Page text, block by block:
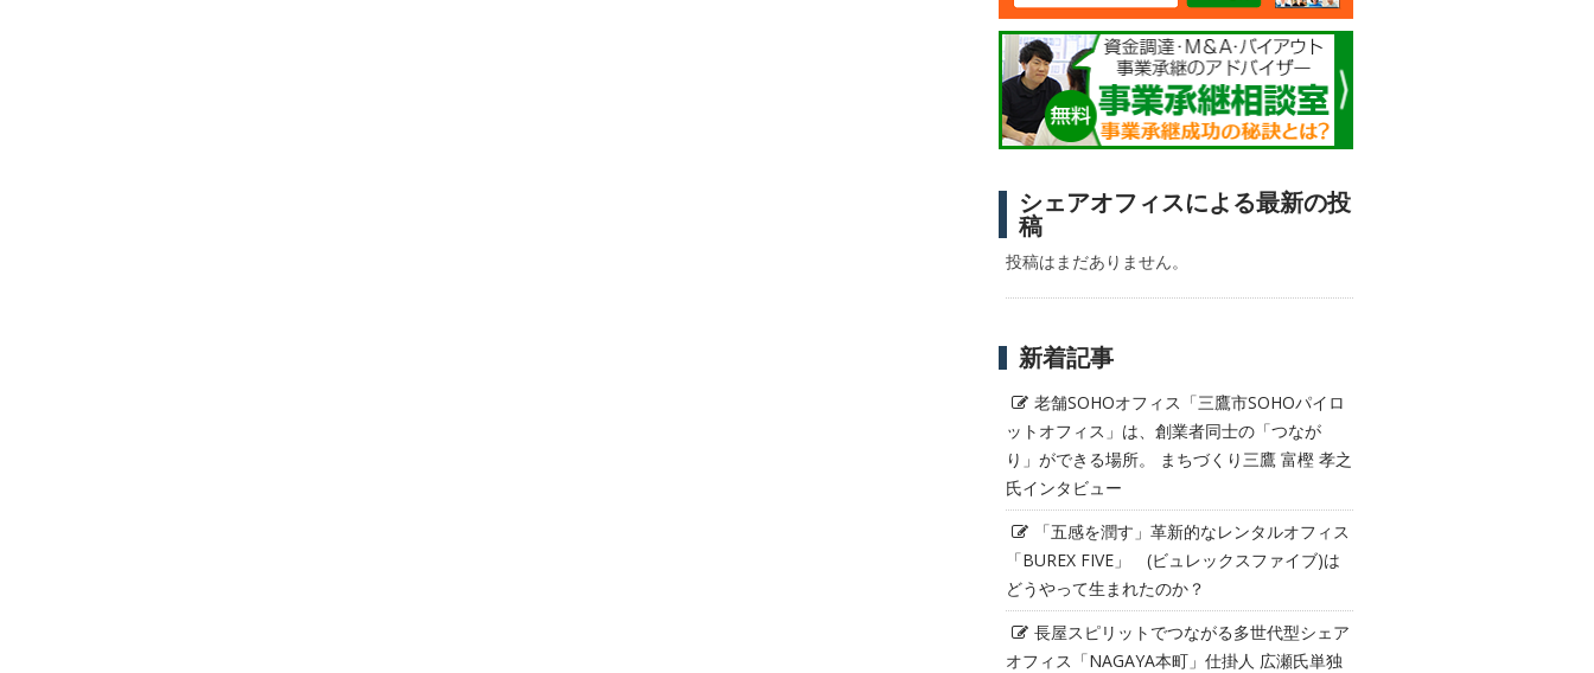
シェアオフィスによる最新の投
稿
投稿はまだありません。
新着記事
老舗SOHOオフィス「三鷹市SOHOパイロ
ットオフィス」は、創業者同士の「つなが
り」ができる場所。 まちづくり三鷹 富樫 孝之
氏インタビュー
「五感を潤す」革新的なレンタルオフィス
「BUREX FIVE」 (ビュレックスファイブ)は
どうやって生まれたのか？
長屋スピリットでつながる多世代型シェア
オフィス「NAGAYA本町」仕掛人 広瀬氏単独